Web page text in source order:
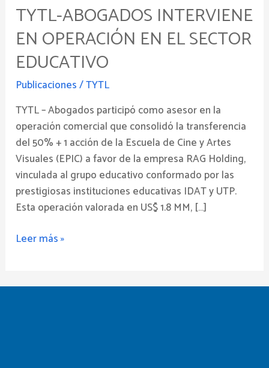
TYTL-ABOGADOS INTERVIENE
EN OPERACIÓN EN EL SECTOR
EDUCATIVO
Publicaciones/TYTL
TYTL – Abogados participó como asesor en la
operación comercial que consolidó la transferencia
del 50% + 1 acción de la Escuela de Cine y Artes
Visuales (EPIC) a favor de la empresa RAG Holding,
vinculada al grupo educativo conformado por las
prestigiosas instituciones educativas IDAT y UTP.
Esta operación valorada en US$ 1.8 MM, […]
INTERVIENE
EN
OPERACIÓN
EN
EL
SECTOR
EDUCATIVO
Leer más »